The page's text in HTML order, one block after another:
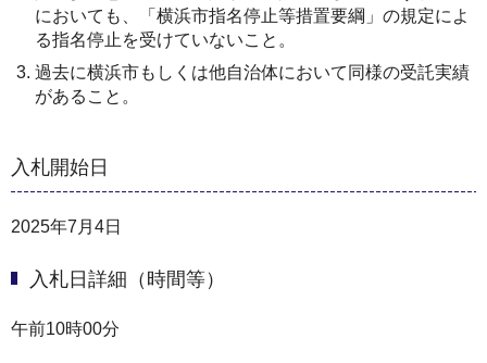
においても、「横浜市指名停止等措置要綱」の規定によ
る指名停止を受けていないこと。
過去に横浜市もしくは他自治体において同様の受託実績
があること。
入札開始日
2025年7月4日
入札日詳細（時間等）
午前10時00分